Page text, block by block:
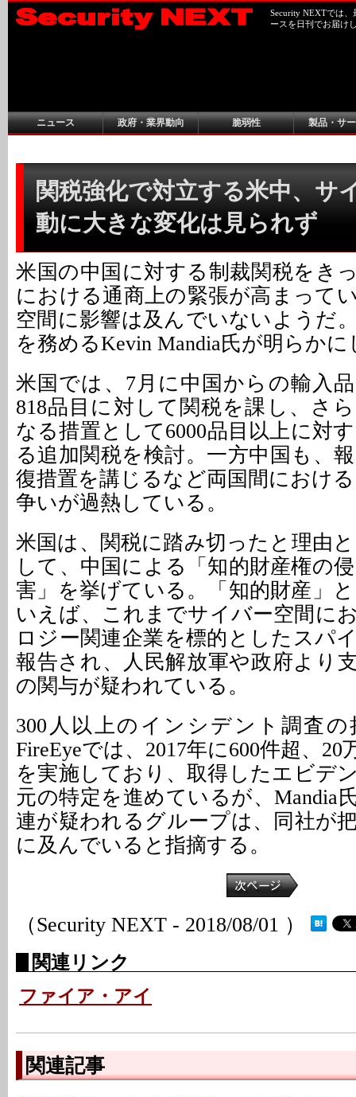
Security NEXTでは
ースを日刊でお届け
ニュース 政府・業界動向 脆弱性 製品・サ
関税強化で対立する米中、サ
動に大きな変化は見られず
米国の中国に対する制裁関税をき
における通商上の緊張が高まって
空間に影響は及んでいないようだ
を務めるKevin Mandia氏が明らかに
米国では、7月に中国からの輸入品
818品目に対して関税を課し、さら
なる措置として6000品目以上に対す
る追加関税を検討。一方中国も、報
復措置を講じるなど両国間における
争いが過熱している。
米国は、関税に踏み切ったと理由と
して、中国による「知的財産権の侵
害」を挙げている。「知的財産」と
いえば、これまでサイバー空間に
ロジー関連企業を標的としたスパ
報告され、人民解放軍や政府より
の関与が疑われている。
300人以上のインシデント調査
FireEyeでは、2017年に600件超、20
を実施しており、取得したエビデ
元の特定を進めているが、Mandia
連が疑われるグループは、同社が
に及んでいると指摘する。
（Security NEXT - 2018/08/01 ）
関連リンク
ファイア・アイ
関連記事